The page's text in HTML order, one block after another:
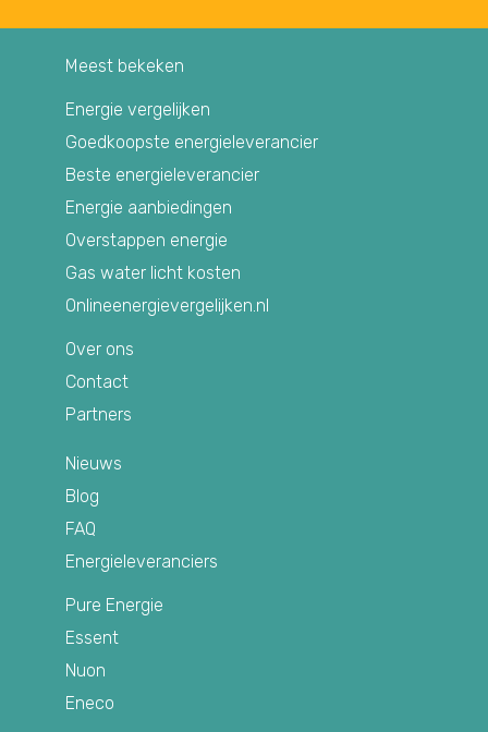
Meest bekeken
Energie vergelijken
Goedkoopste energieleverancier
Beste energieleverancier
Energie aanbiedingen
Overstappen energie
Gas water licht kosten
Onlineenergievergelijken.nl
Over ons
Contact
Partners
Nieuws
Blog
FAQ
Energieleveranciers
Pure Energie
Essent
Nuon
Eneco